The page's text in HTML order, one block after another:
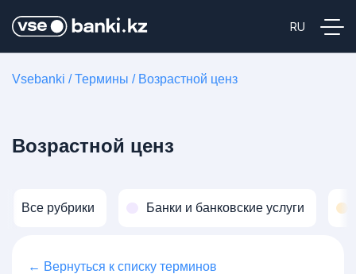
Vsebanki /Термины / Возрастной ценз
Возрастной ценз
Все рубрики Банки и банковские услуги
← Вернуться к списку терминов